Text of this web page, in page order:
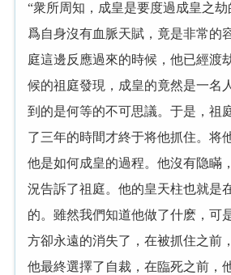
“衆所周知，成皇是要度過成皇之
爲自身沒有血脈天賦，竟是非常的
庭這邊反應過來的時候，他已經渡
候的祖庭發現，成皇的竟然是一名
到的是何等的不可思議。于是，祖
了三年的時間才終于将他抓住。将
他是如何成皇的過程。他沒有隐瞞
況告訴了祖庭。他的皇天柱也就是
的。雖然我們知道他做了什麽，可
方卻永遠的消失了，在被抓住之前
他最終選擇了自裁，在臨死之前，